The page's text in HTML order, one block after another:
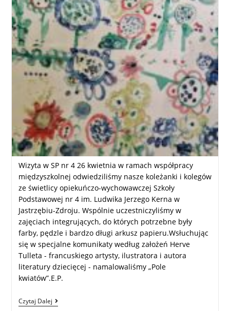
Wizyta w SP nr 4 26 kwietnia w ramach współpracy
międzyszkolnej odwiedziliśmy nasze koleżanki i kolegów
ze świetlicy opiekuńczo-wychowawczej Szkoły
Podstawowej nr 4 im. Ludwika Jerzego Kerna w
Jastrzębiu-Zdroju. Wspólnie uczestniczyliśmy w
zajęciach integrujących, do których potrzebne były
farby, pędzle i bardzo długi arkusz papieru.Wsłuchując
się w specjalne komunikaty według założeń Herve
Tulleta - francuskiego artysty, ilustratora i autora
literatury dziecięcej - namalowaliśmy „Pole
kwiatów”.E.P.
Czytaj Dalej